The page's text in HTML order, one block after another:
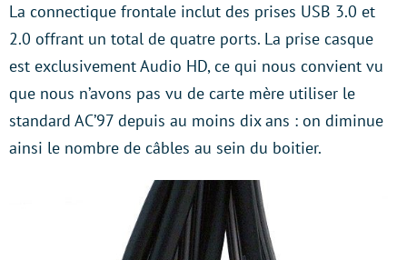
La connectique frontale inclut des prises USB 3.0 et
2.0 offrant un total de quatre ports. La prise casque
est exclusivement Audio HD, ce qui nous convient vu
que nous n’avons pas vu de carte mère utiliser le
standard AC’97 depuis au moins dix ans : on diminue
ainsi le nombre de câbles au sein du boitier.